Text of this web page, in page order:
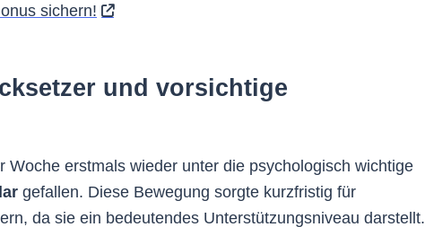
sichern!
und vorsichtige
Woche erstmals wieder unter die psychologisch wichtige
gefallen. Diese Bewegung sorgte kurzfristig für
da sie ein bedeutendes Unterstützungsniveau darstellt.